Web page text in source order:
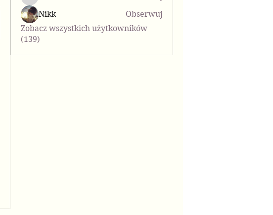
bolis25683
Nikk
Obserwuj
Zobacz wszystkich użytkowników
(139)